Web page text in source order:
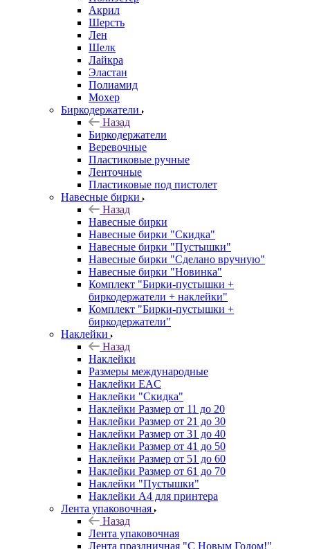
Акрил
Шерсть
Лен
Шелк
Лайкра
Эластан
Полиамид
Мохер
Биркодержатели
Назад
Биркодержатели
Веревочные
Пластиковые ручные
Ленточные
Пластиковые под пистолет
Навесные бирки
Назад
Навесные бирки
Навесные бирки "Скидка"
Навесные бирки "Пустышки"
Навесные бирки "Сделано вручную"
Навесные бирки "Новинка"
Комплект "Бирки-пустышки +
биркодержатели + наклейки"
Комплект "Бирки-пустышки +
биркодержатели"
Наклейки
Назад
Наклейки
Размеры международные
Наклейки EAC
Наклейки "Скидка"
Наклейки Размер от 11 до 20
Наклейки Размер от 21 до 30
Наклейки Размер от 31 до 40
Наклейки Размер от 41 до 50
Наклейки Размер от 51 до 60
Наклейки Размер от 61 до 70
Наклейки "Пустышки"
Наклейки А4 для принтера
Лента упаковочная
Назад
Лента упаковочная
Лента праздничная "С Новым Годом!"